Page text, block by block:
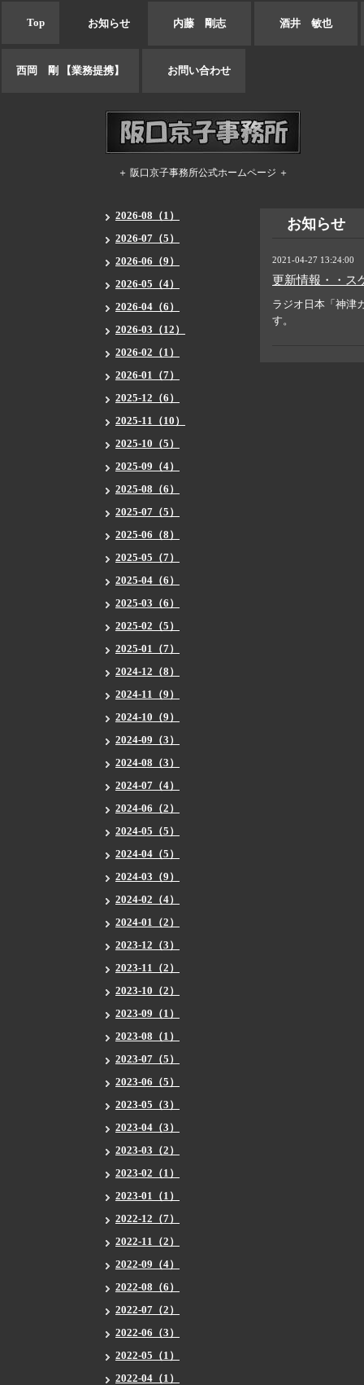
Top お知らせ 内藤 剛志 酒井 敏也
西岡 剛 【業務提携】 お問い合わせ
＋ 阪口京子事務所公式ホームページ ＋
お知らせ
2021-04-27 13:24:00
更新情報・・ス
ラジオ日本「神津
す。
2026-08（1）
2026-07（5）
2026-06（9）
2026-05（4）
2026-04（6）
2026-03（12）
2026-02（1）
2026-01（7）
2025-12（6）
2025-11（10）
2025-10（5）
2025-09（4）
2025-08（6）
2025-07（5）
2025-06（8）
2025-05（7）
2025-04（6）
2025-03（6）
2025-02（5）
2025-01（7）
2024-12（8）
2024-11（9）
2024-10（9）
2024-09（3）
2024-08（3）
2024-07（4）
2024-06（2）
2024-05（5）
2024-04（5）
2024-03（9）
2024-02（4）
2024-01（2）
2023-12（3）
2023-11（2）
2023-10（2）
2023-09（1）
2023-08（1）
2023-07（5）
2023-06（5）
2023-05（3）
2023-04（3）
2023-03（2）
2023-02（1）
2023-01（1）
2022-12（7）
2022-11（2）
2022-09（4）
2022-08（6）
2022-07（2）
2022-06（3）
2022-05（1）
2022-04（1）